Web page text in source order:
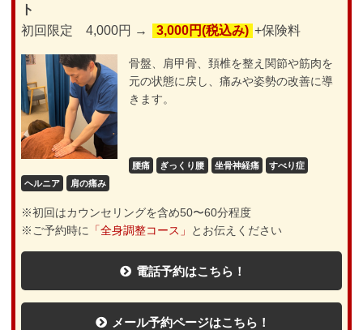
ト
初回限定 4,000円 →
3,000円(税込み) +保険料
骨盤、肩甲骨、頚椎を整え関節や筋肉を
元の状態に戻し、痛みや姿勢の改善に導
きます。
腰痛 ぎっくり腰 坐骨神経痛
すべり症
ヘルニア
肩の痛み
※初回はカウンセリングを含め50〜60分程度
※ご予約時に
「全身調整コース」 とお伝えください
電話予約はこちら！
メール予約ページはこちら！